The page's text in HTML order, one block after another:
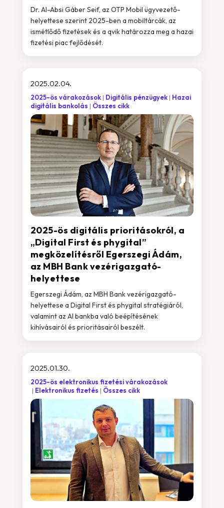
Dr. Al-Absi Gáber Seif, az OTP Mobil ügyvezető-
helyettese szerint 2025-ben a mobiltárcák, az
ismétlődő fizetések és a qvik határozza meg a hazai
fizetési piac fejlődését.
2025-ös digitális prioritásokról, a
„Digital First és phygital”
megközelítésről Egerszegi Ádám,
az MBH Bank vezérigazgató-
helyettese
2025.02.04.
2025-ös várakozások Digitális pénzügyek
Hazai
digitális bankolás
Összes cikk
Egerszegi Ádám, az MBH Bank vezérigazgató-
helyettese a Digital First és phygital stratégiáról,
valamint az AI bankba való beépítésének
kihívásairól és prioritásairól beszélt.
2025.01.30.
2025-ös elektronikus fizetési várakozások
Elektronikus fizetés
Összes cikk